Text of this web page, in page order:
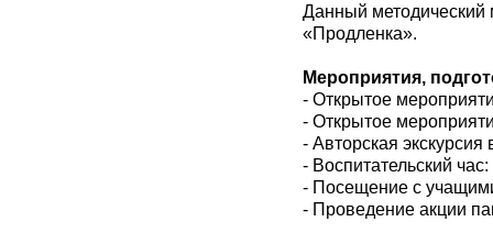
Данный методический
«Продленка».
Мероприятия,
- Открытое
- Открытое
- Авторская
- Воспитательский
- Посещение с
- Проведение акции